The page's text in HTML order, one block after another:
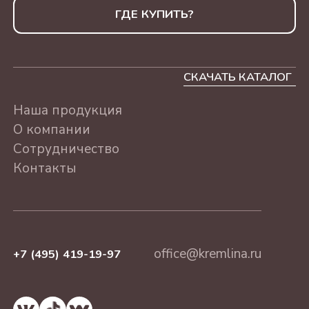
АССОРТИ КОНФЕТ
ШОКОЛАДНЫЕ", 500г
"ФРУКТЫ И ОРЕХИ
КРЕМЛИНА
ШОКОЛАДНЫЕ", 500г
"КЭЖУАЛ МОСКВА"
"КЭЖУАЛ" АССОРТИ 8
ШКАТУЛКИ КРУГЛАЯ
НА НОВЫЙ ГОД
ЛАКОВЫЕ НОВЫЙ
ГДЕ КУПИТЬ?
Наша продукция
О компании
Сотрудничество
Контакты
+7 (495) 419-19-97 office@kremlina.ru
СКАЧАТЬ КАТАЛОГ